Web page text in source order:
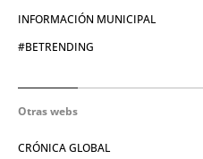
INFORMACIÓN MUNICIPAL
#BETRENDING
Otras webs
CRÓNICA GLOBAL